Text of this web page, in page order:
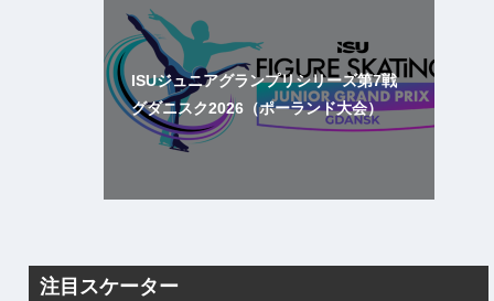
ISUジュニアグランプリシリーズ第7戦
グダニスク2026（ポーランド大会）
注目スケーター